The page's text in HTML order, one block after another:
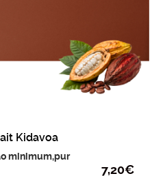
Kidavoa
minimum,pur
7,20€